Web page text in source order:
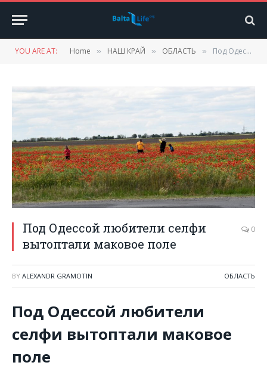
YOU ARE AT: Home » НАШ КРАЙ » ОБЛАСТЬ » Под Одессой любители селфи вытоптали маковое поле
Под Одессой любители селфи
вытоптали маковое поле
0
BY ALEXANDR GRAMOTIN ОБЛАСТЬ
Под Одессой любители
селфи вытоптали маковое
поле